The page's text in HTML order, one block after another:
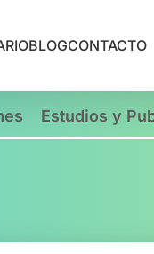
BLOGCONTACTO
Estudios y